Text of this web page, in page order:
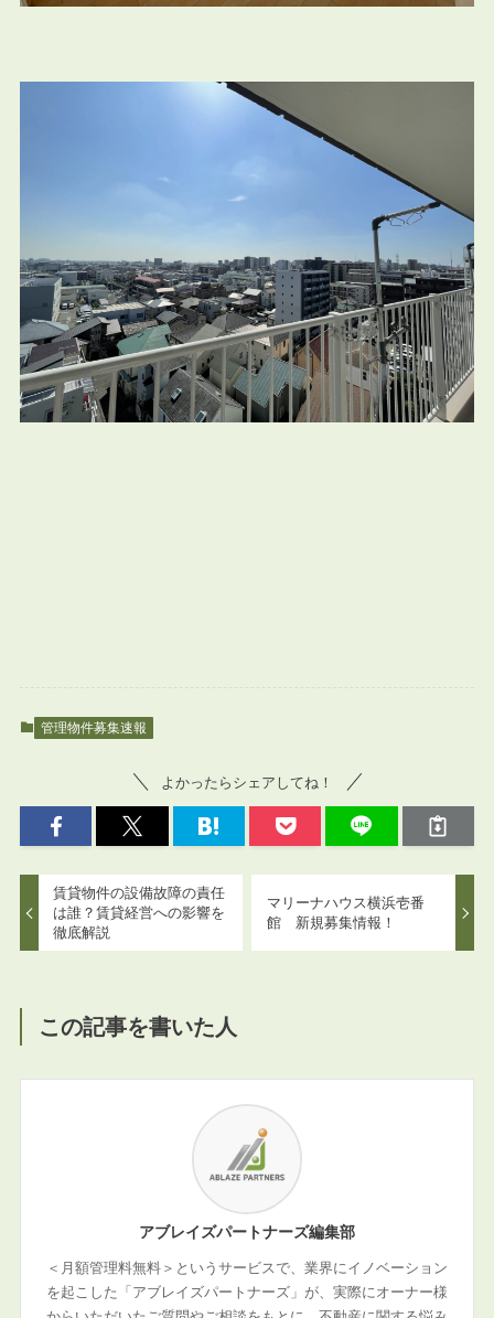
管理物件募集速報
よかったらシェアしてね！
賃貸物件の設備故障の責任
は誰？賃貸経営への影響を
徹底解説
マリーナハウス横浜壱番
館 新規募集情報！
この記事を書いた人
アブレイズパートナーズ編集部
＜月額管理料無料＞というサービスで、業界にイノベーション
を起こした「アブレイズパートナーズ」が、実際にオーナー様